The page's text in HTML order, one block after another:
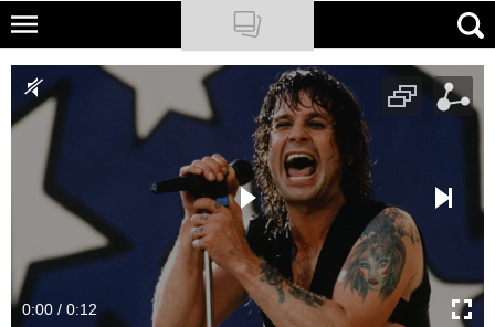
Skip
main
content
NATIONAL GEOGRAPHIC
TRAVELER
PODCASTY
Newsletter
Cuda Polski
0:00 / 0:12